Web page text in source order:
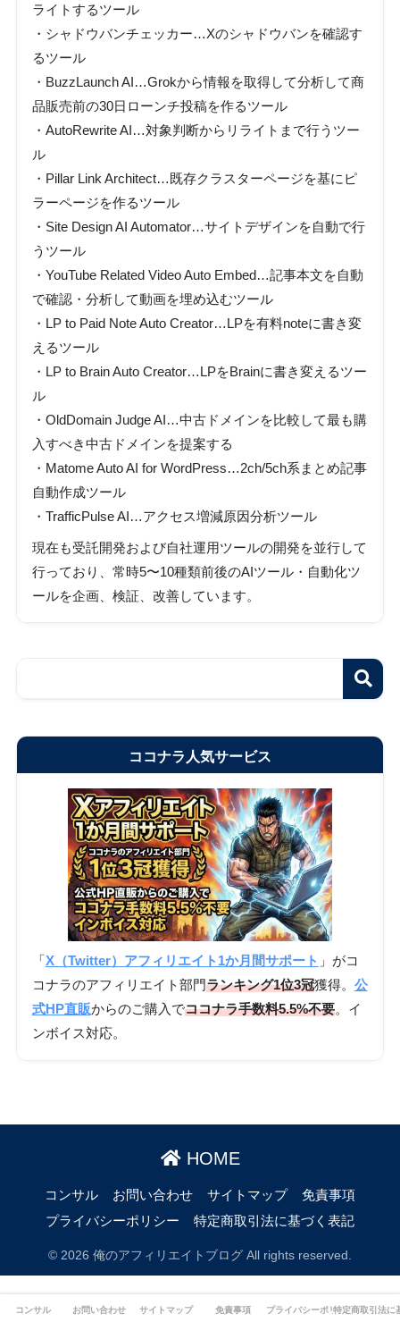
ライトするツール
・シャドウバンチェッカー…Xのシャドウバンを確認す
るツール
・BuzzLaunch AI…Grokから情報を取得して分析して商
品販売前の30日ローンチ投稿を作るツール
・AutoRewrite AI…対象判断からリライトまで行うツー
ル
・Pillar Link Architect…既存クラスターページを基にピ
ラーページを作るツール
・Site Design AI Automator…サイトデザインを自動で行
うツール
・YouTube Related Video Auto Embed…記事本文を自動
で確認・分析して動画を埋め込むツール
・LP to Paid Note Auto Creator…LPを有料noteに書き変
えるツール
・LP to Brain Auto Creator…LPをBrainに書き変えるツー
ル
・OldDomain Judge AI…中古ドメインを比較して最も購
入すべき中古ドメインを提案する
・Matome Auto AI for WordPress…2ch/5ch系まとめ記事
自動作成ツール
・TrafficPulse AI…アクセス増減原因分析ツール
現在も受託開発および自社運用ツールの開発を並行して
行っており、常時5〜10種類前後のAIツール・自動化ツ
ールを企画、検証、改善しています。
ココナラ人気サービス
「X（Twitter）アフィリエイト1か月間サポート 」がコ
コナラのアフィリエイト部門ランキング1位3冠獲得。 公
式HP直販からのご購入でココナラ手数料5.5%不要。イ
ンボイス対応。
HOME
コンサル お問い合わせ サイトマップ
免責事項
プライバシーポリシー
特定商取引法に基づく表記
© 2026 俺のアフィリエイトブログ All rights reserved.
コンサル お問い合わせ サイトマップ 免責事項 プライバシーポリシー特定商取引法に